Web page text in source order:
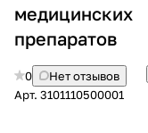
медицинских
препаратов
0
Нет отзывов
Арт. 3101110500001